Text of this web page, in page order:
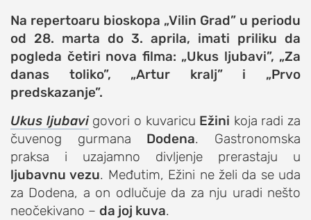
rukomet
e-sport
ostali sportovi
zabava
muzika
putovanja
moda i stil
studenti
organizacije
konkursi
Na repertoaru bioskopa „Vilin Grad” u periodu
od 28. marta do 3. aprila, imati priliku da
pogleda četiri nova filma: „Ukus ljubavi”, „Za
danas toliko”, „Artur kralj” i „Prvo
predskazanje”.
Ukus ljubavigovori o kuvaricu Ežini koja radi za
čuvenog gurmana Dodena. Gastronomska
praksa i uzajamno divljenje prerastaju u
ljubavnu vezu. Međutim, Ežini ne želi da se uda
za Dodena, a on odlučuje da za nju uradi nešto
neočekivano – da joj kuva.